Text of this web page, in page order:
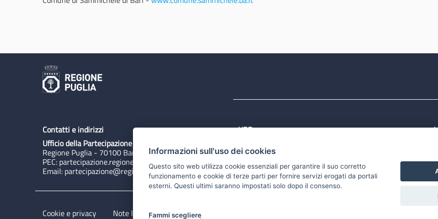
Contatti e indirizzi
Ufficio della Partecipazione
Regione Puglia - 70100 Bari, Lungomare N. Sauro 31
PEC: partecipazione.regione@pec.rupar.puglia.it
Email: partecipazione@regione.puglia.it
URP
Email:quiregione@regione.puglia.it
Rubrica
Cookie e privacy Note legali Dichiarazione di accessibilità
Informazioni sull'uso dei cookies
Questo sito web utilizza cookie essenziali per garantire il suo corretto
funzionamento e cookie di terze parti per fornire servizi erogati da portali
esterni. Questi ultimi saranno impostati solo dopo il consenso.
Fammi scegliere